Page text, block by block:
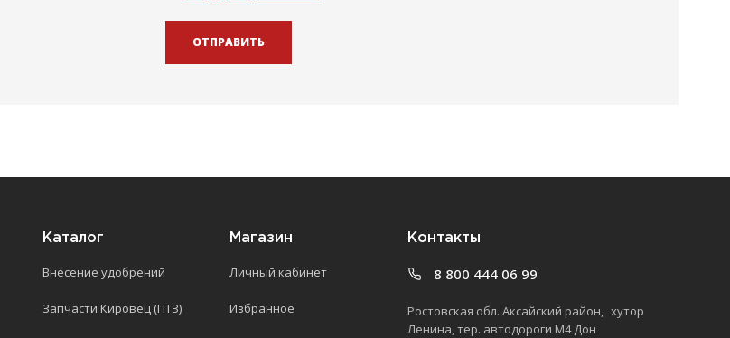
ОТПРАВИТЬ
Каталог
Внесение удобрений
Запчасти Кировец (ПТЗ)
Магазин
Личный кабинет
Избранное
Контакты
8 800 444 06 99
Ростовская обл. Аксайский район, хутор
Ленина, тер. автодороги М4 Дон